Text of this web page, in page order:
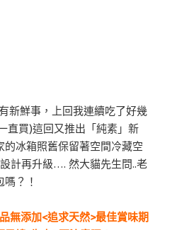
新鮮事，上回我連續吃了好幾
直買)這回又推出「純素」新
冰箱照舊保留著空間冷藏空
計再升級…. 然大貓先生問..老
？！
無添加<追求天然>最佳賞味期